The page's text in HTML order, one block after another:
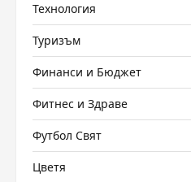
Технология
Туризъм
Финанси и Бюджет
Фитнес и Здраве
Футбол Свят
Цветя